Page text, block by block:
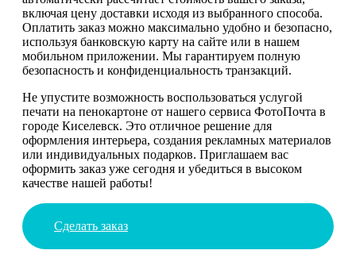
включая цену доставки исходя из выбранного способа.
Оплатить заказ можно максимально удобно и безопасно,
используя банковскую карту на сайте или в нашем
мобильном приложении. Мы гарантируем полную
безопасность и конфиденциальность транзакций.
Не упустите возможность воспользоваться услугой
печати на пенокартоне от нашего сервиса ФотоПочта в
городе Киселевск. Это отличное решение для
оформления интерьера, создания рекламных материалов
или индивидуальных подарков. Приглашаем вас
оформить заказ уже сегодня и убедиться в высоком
качестве нашей работы!
Сделать заказ